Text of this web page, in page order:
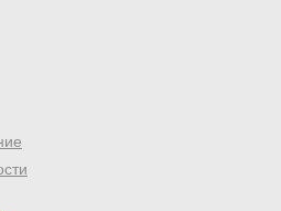
бронирование!